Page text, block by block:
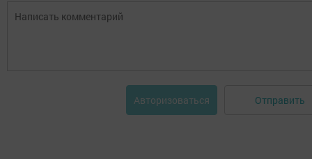
Авторизоваться Отправить